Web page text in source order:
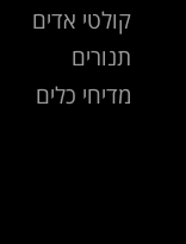
קולטי אדים
תנורים
מדיחי כלים